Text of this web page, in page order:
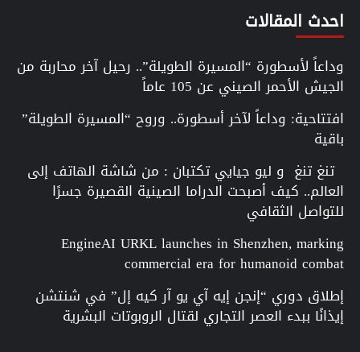
احدث المقالات
وداعاً لأسطورة “المسيرة الطويلة”.. رحيل آخر محاربة من
الجيش الأحمر الصيني عن 105 عاماً
افتتاحية: وداعاً لآخر أسطورة.. وروح “المسيرة الطويلة”
باقية
تنغ تنغ و ليو جيايي تكتبان : من شاشة الهاتف إلى
العالم.. كيف أصبحت الدراما الصينية القصيرة جسرًا
للتواصل الثقافي
EngineAI URKL launches in Shenzhen, marking
commercial era for humanoid combat
إطلاق دوري “إنجن إيه آي يو آر كيه إل” في شنتشن
إيذانًا ببدء العصر التجاري لقتال الروبوتات البشرية